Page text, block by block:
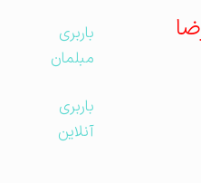
باربری
مبلمان
باربری
آنلاین